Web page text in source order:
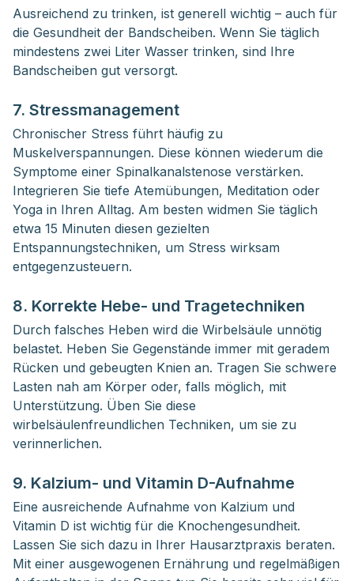
Ausreichend zu trinken, ist generell wichtig – auch für
die Gesundheit der Bandscheiben. Wenn Sie täglich
mindestens zwei Liter Wasser trinken, sind Ihre
Bandscheiben gut versorgt.
7. Stressmanagement
Chronischer Stress führt häufig zu
Muskelverspannungen. Diese können wiederum die
Symptome einer Spinalkanalstenose verstärken.
Integrieren Sie tiefe Atemübungen, Meditation oder
Yoga in Ihren Alltag. Am besten widmen Sie täglich
etwa 15 Minuten diesen gezielten
Entspannungstechniken, um Stress wirksam
entgegenzusteuern.
8. Korrekte Hebe- und Tragetechniken
Durch falsches Heben wird die Wirbelsäule unnötig
belastet. Heben Sie Gegenstände immer mit geradem
Rücken und gebeugten Knien an. Tragen Sie schwere
Lasten nah am Körper oder, falls möglich, mit
Unterstützung. Üben Sie diese
wirbelsäulenfreundlichen Techniken, um sie zu
verinnerlichen.
9. Kalzium- und Vitamin D-Aufnahme
Eine ausreichende Aufnahme von Kalzium und
Vitamin D ist wichtig für die Knochengesundheit.
Lassen Sie sich dazu in Ihrer Hausarztpraxis beraten.
Mit einer ausgewogenen Ernährung und regelmäßigen